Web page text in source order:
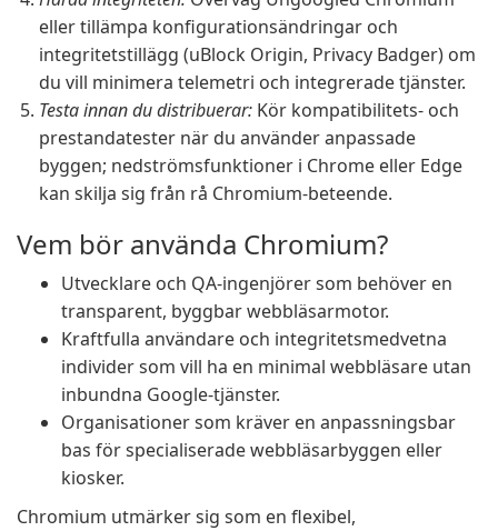
eller tillämpa konfigurationsändringar och
integritetstillägg (uBlock Origin, Privacy Badger) om
du vill minimera telemetri och integrerade tjänster.
Testa innan du distribuerar: Kör kompatibilitets- och
prestandatester när du använder anpassade
byggen; nedströmsfunktioner i Chrome eller Edge
kan skilja sig från rå Chromium-beteende.
Vem bör använda Chromium?
Utvecklare och QA-ingenjörer som behöver en
transparent, byggbar webbläsarmotor.
Kraftfulla användare och integritetsmedvetna
individer som vill ha en minimal webbläsare utan
inbundna Google-tjänster.
Organisationer som kräver en anpassningsbar
bas för specialiserade webbläsarbyggen eller
kiosker.
Chromium utmärker sig som en flexibel,